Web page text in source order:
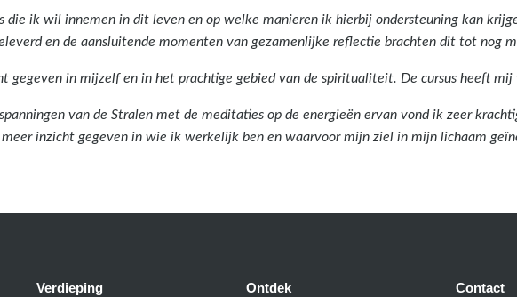
die ik wil innemen in dit leven en op welke manieren ik hierbij ondersteuning kan
en de aansluitende momenten van gezamenlijke reflectie brachten dit tot nog
gegeven in mijzelf en in het prachtige gebied van de spiritualiteit. De cursus heeft mij
van de Stralen met de meditaties op de energieën ervan vond ik zeer
inzicht gegeven in wie ik werkelijk ben en waarvoor mijn ziel in mijn lichaam
Verdieping Ontdek Contact